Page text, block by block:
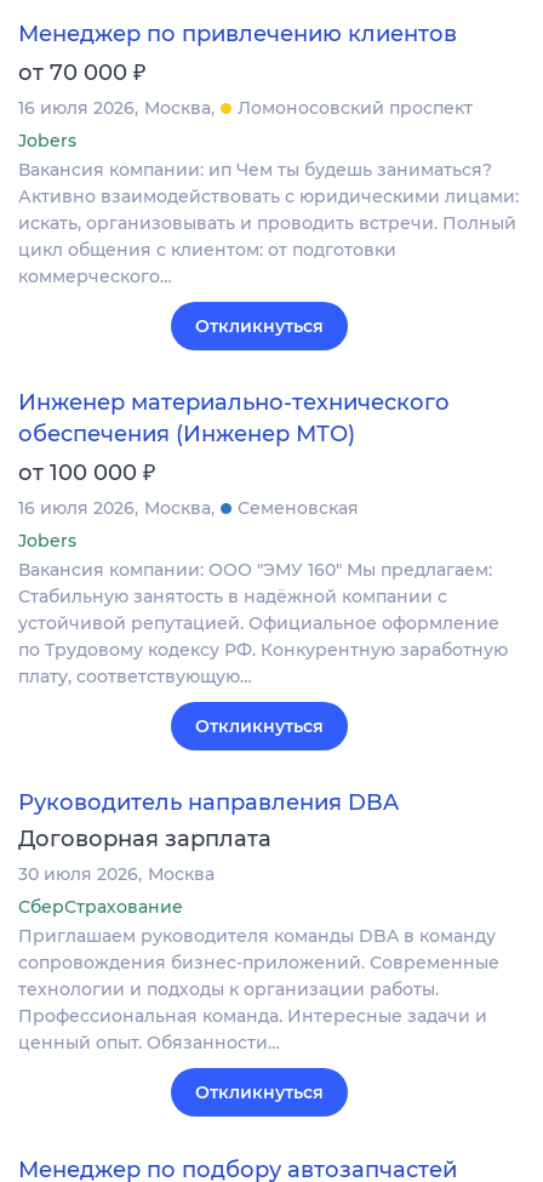
Менеджер по привлечению клиентов
от 70 000 ₽
16 июля 2026 Москва
Ломоносовский проспект
Jobers
Вакансия компании: ип Чем ты будешь заниматься?
Активно взаимодействовать с юридическими лицами:
искать, организовывать и проводить встречи. Полный
цикл общения с клиентом: от подготовки
коммерческого…
Откликнуться
Инженер материально-технического
обеспечения (Инженер МТО)
от 100 000 ₽
16 июля 2026 Москва
Семеновская
Jobers
Вакансия компании: ООО "ЭМУ 160" Мы предлагаем:
Стабильную занятость в надёжной компании с
устойчивой репутацией. Официальное оформление
по Трудовому кодексу РФ. Конкурентную заработную
плату, соответствующую…
Откликнуться
Руководитель направления DBA
Договорная зарплата
30 июля 2026 Москва
СберСтрахование
Приглашаем руководителя команды DBA в команду
сопровождения бизнес-приложений. Современные
технологии и подходы к организации работы.
Профессиональная команда. Интересные задачи и
ценный опыт. Обязанности…
Откликнуться
Менеджер по подбору автозапчастей